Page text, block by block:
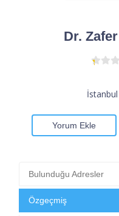
Dr.
İstanbul
Yorum Ekle
Bulunduğu Adresler
Özgeçmiş